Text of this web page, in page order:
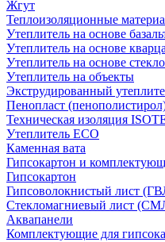
Жгут
Теплоизоляционные
Утеплитель на основе
Утеплитель на основе кварца
Утеплитель на основе
Утеплитель на объекты
Экструдированный
Пенопласт
Техническая изоляция
Утеплитель ECO
Каменная вата
Гипсокартон и
Гипсокартон
Гипсоволокнистый лист
Стекломагниевый лист
Аквапанели
Комплектующие для